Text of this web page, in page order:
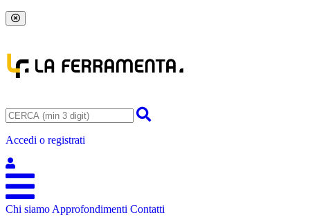
Accedi o registrati
Chi siamo Approfondimenti Contatti